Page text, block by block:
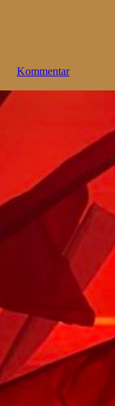
Kommentar